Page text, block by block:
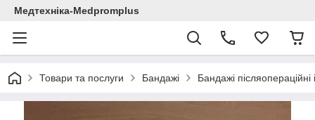
Медтехніка-Medpromplus
Товари та послуги Бандажі Бандажі післяопераційні